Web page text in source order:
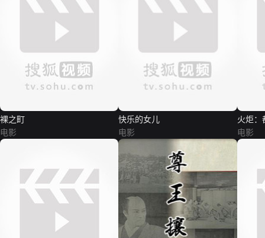
裸之町
电影
快乐的女儿
电影
火炬：
电影